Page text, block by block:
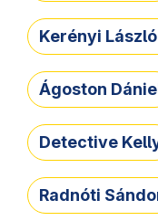
Kerényi
Ágoston
Detective
Radnóti